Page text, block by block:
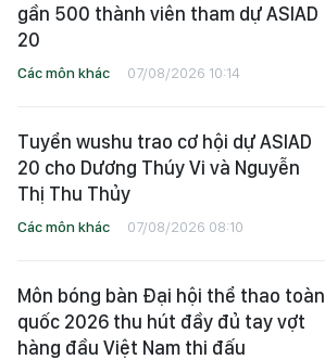
gần 500 thành viên tham dự ASIAD
20
Các môn khác 07/08/2026 10:14
Tuyển wushu trao cơ hội dự ASIAD
20 cho Dương Thúy Vi và Nguyễn
Thị Thu Thủy
Các môn khác 07/08/2026 08:10
Môn bóng bàn Đại hội thể thao toàn
quốc 2026 thu hút đầy đủ tay vợt
hàng đầu Việt Nam thi đấu